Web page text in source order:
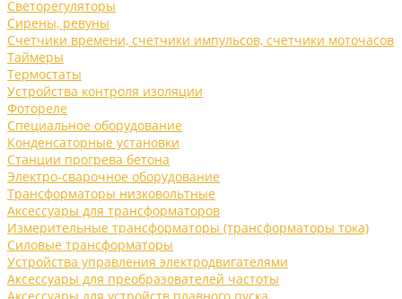
Светорегуляторы
Сирены, ревуны
Счетчики времени, счетчики импульсов, счетчики моточасов
Таймеры
Термостаты
Устройства контроля изоляции
Фотореле
Специальное оборудование
Конденсаторные установки
Станции прогрева бетона
Электро-сварочное оборудование
Трансформаторы низковольтные
Аксессуары для трансформаторов
Измерительные трансформаторы (трансформаторы тока)
Силовые трансформаторы
Устройства управления электродвигателями
Аксессуары для преобразователей частоты